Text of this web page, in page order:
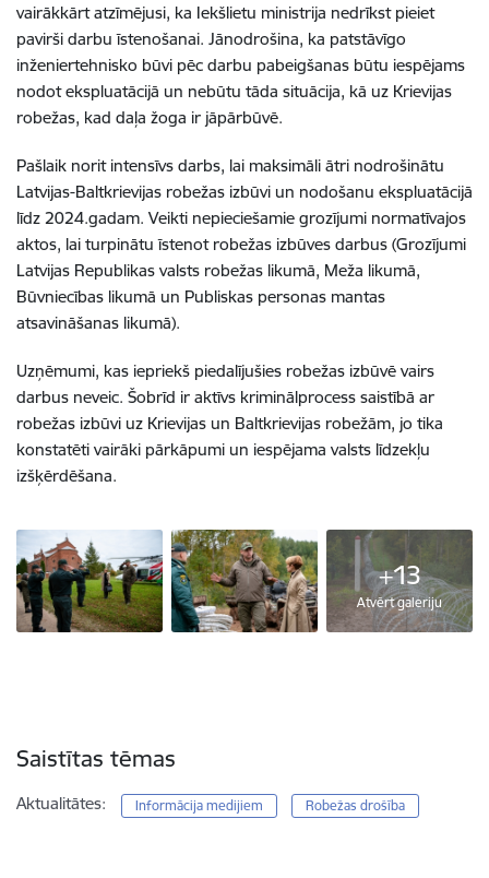
vairākkārt atzīmējusi, ka Iekšlietu ministrija nedrīkst pieiet
pavirši darbu īstenošanai. Jānodrošina, ka patstāvīgo
inženiertehnisko būvi pēc darbu pabeigšanas būtu iespējams
nodot ekspluatācijā un nebūtu tāda situācija, kā uz Krievijas
robežas, kad daļa žoga ir jāpārbūvē.
Pašlaik norit intensīvs darbs, lai maksimāli ātri nodrošinātu
Latvijas-Baltkrievijas robežas izbūvi un nodošanu ekspluatācijā
līdz 2024.gadam. Veikti nepieciešamie grozījumi normatīvajos
aktos, lai turpinātu īstenot robežas izbūves darbus (Grozījumi
Latvijas Republikas valsts robežas likumā, Meža likumā,
Būvniecības likumā un Publiskas personas mantas
atsavināšanas likumā).
Uzņēmumi, kas iepriekš piedalījušies robežas izbūvē vairs
darbus neveic. Šobrīd ir aktīvs kriminālprocess saistībā ar
robežas izbūvi uz Krievijas un Baltkrievijas robežām, jo tika
konstatēti vairāki pārkāpumi un iespējama valsts līdzekļu
izšķērdēšana.
+13
Atvērt galeriju
Saistītas tēmas
Aktualitātes: Informācija medijiem Robežas drošība